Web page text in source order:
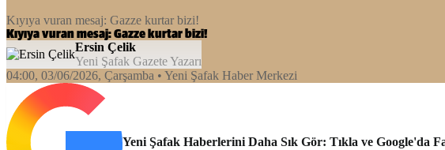
Kıyıya vuran mesaj: Gazze kurtar bizi!
Kıyıya vuran mesaj: Gazze kurtar bizi!
Ersin Çelik
Yeni Şafak Gazete Yazarı
04:00, 03/06/2026, Çarşamba • Yeni Şafak Haber Merkezi
Yeni Şafak Haberlerini Daha Sık Gör: Tıkla ve Google'da